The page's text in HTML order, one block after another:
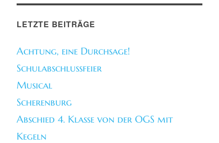
LETZTE BEITRÄGE
Achtung, eine Durchsage!
Schulabschlussfeier
Musical
Scherenburg
Abschied 4. Klasse von der OGS mit
Kegeln